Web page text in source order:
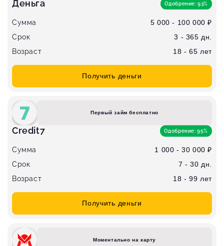
Деньга Одобрение: 93%
Сумма
5 000 - 100 000 ₽
Срок
3 - 365 дн.
Возраст
18 - 65 лет
Получить деньги
Первый займ бесплатно
Credit7 Одобрение: 95%
Сумма
1 000 - 30 000 ₽
Срок
7 - 30 дн.
Возраст
18 - 99 лет
Получить деньги
Моментально на карту